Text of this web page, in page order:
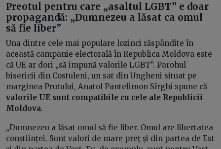
Preotul pentru care „asaltul LGBT” e doar
propagandă: „Dumnezeu a lăsat ca omul
să fie liber”
Una dintre cele mai populare lozinci răspândite în
această campanie electorală în Republica Moldova este
că UE ar dori „să impună valorile LGBT”. Parohul
bisericii din Costuleni, un sat din Ungheni situat pe
marginea Prutului, Anatol Pantelimon Sîrghi spune că
valorile UE sunt compatibile cu cele ale Republicii
Moldova.
„Dumnezeu a lăsat omul să fie liber. Omul are libertatea
conștiinței. Sunt valori de mare preț și din partea de Est